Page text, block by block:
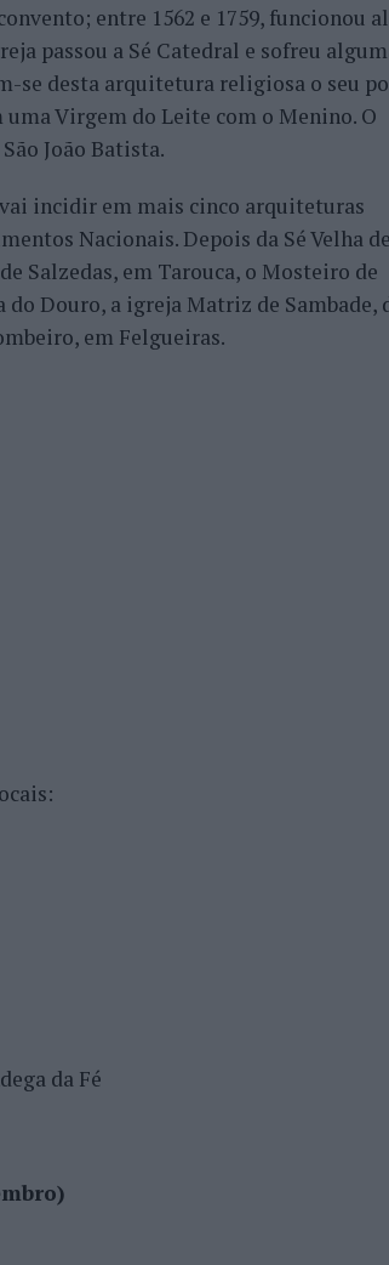
entre 1562 e 1759, funcionou
passou a Sé Catedral e sofreu
se desta arquitetura religiosa o seu
Virgem do Leite com o Menino. O
João Batista.
incidir em mais cinco arquiteturas
Nacionais. Depois da Sé Velha de
Salzedas, em Tarouca, o Mosteiro de
Douro, a igreja Matriz de Sambade,
em Felgueiras.
da Fé